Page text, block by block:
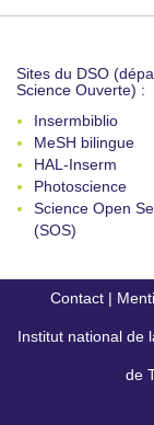
Sites du DSO
Science Ouverte) :
Insermbiblio
MeSH bilingue
HAL-Inserm
Photoscience
Science Open
(SOS)
Contact |
Institut national de
de